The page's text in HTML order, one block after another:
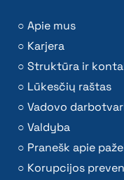
Apie mus
Karjera
Struktūra ir
Lūkesčių raštas
Vadovo
Valdyba
Pranešk apie
Korupcijos